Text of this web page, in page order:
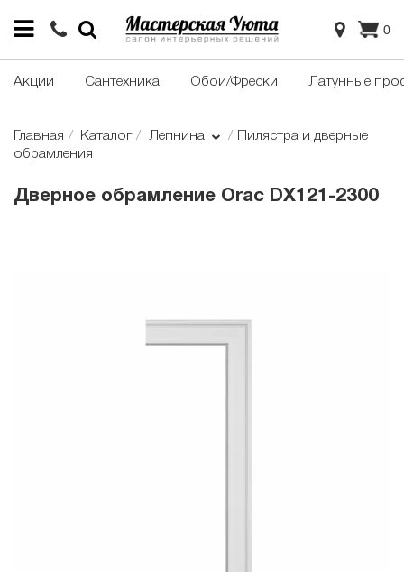
0
Акции Сантехника Обои/Фрески Латунные
Главная Каталог Лепнина
Пилястра и дверные
обрамления
Дверное обрамление Orac DX121-2300